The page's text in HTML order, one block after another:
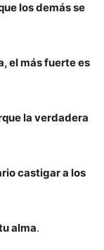
los demás se
el más fuerte es
la verdadera
castigar a los
alma.